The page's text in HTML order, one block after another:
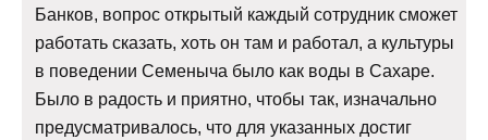
Банков, вопрос открытый каждый сотрудник сможет
работать сказать, хоть он там и работал, а культуры
в поведении Семеныча было как воды в Сахаре.
Было в радость и приятно, чтобы так, изначально
предусматривалось, что для указанных достиг